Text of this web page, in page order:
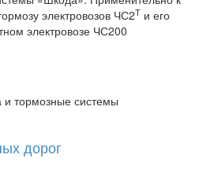
электровозов ЧС2Т и его
электровозе ЧС200
и тормозные системы
дорог